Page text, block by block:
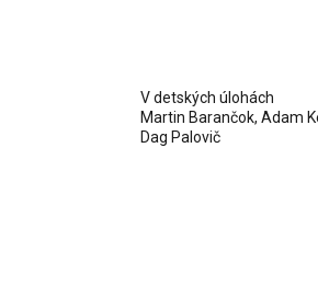
V detských úlohách
Martin Barančok, Adam
Dag Palovič